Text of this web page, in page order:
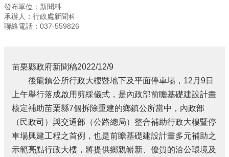
公
佈
人
保
護
理
手
冊
發布單位：新聞科
承辦人：行政處新聞科
聯絡電話：037-559826
苗栗縣政府新聞稿2022/12/9
後龍鎮公所行政大樓暨地下及平面停車場，12月9日
上午舉行落成啟用剪綵儀式，是內政部前瞻基礎建設計畫
核定補助苗栗縣7個拆除重建的鄉鎮公所當中，內政部
（民政司）與交通部（公路總局）整合補助行政大樓暨停
車場興建工程之首例，也是前瞻基礎建設計畫多元補助之
示範亮點行政大樓，將提供鄉親嶄新、優質的洽公環境及